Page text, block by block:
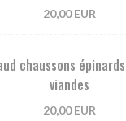
20,00 EUR
chaussons
viandes
20,00 EUR